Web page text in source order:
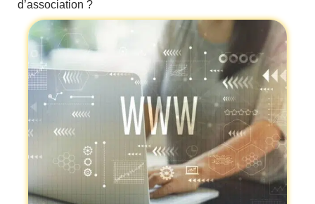
d’association ?